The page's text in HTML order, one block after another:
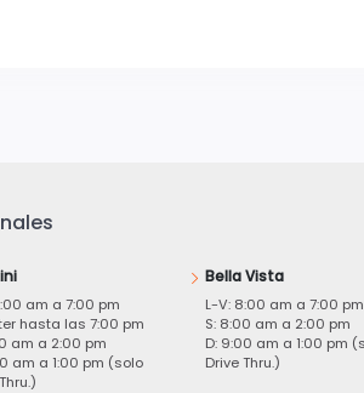
am a 7:00 pm
hasta las 7:00 pm
am a 2:00 pm
am a 1:00 pm (solo
Bella Vista
L-V: 8:00 am a 7:00 pm
S: 8:00 am a 2:00 pm
D: 9:00 am a 1:00 pm
Drive Thru.)